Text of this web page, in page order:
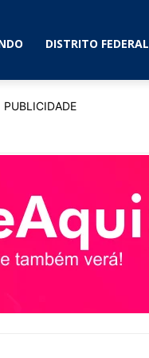
DISTRITO FEDERAL
PUBLICIDADE